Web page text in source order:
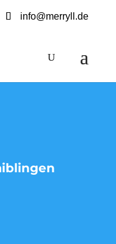
info@merryll.de